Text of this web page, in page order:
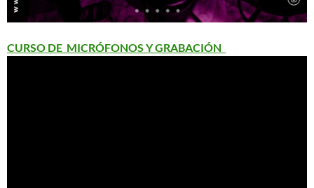
CURSO DE MICRÓFONOS Y GRABACIÓN